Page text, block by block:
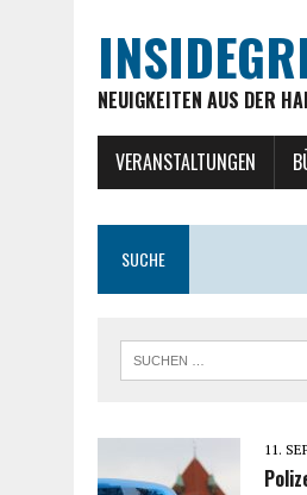
NEUIGKEITEN AUS DER
VERANSTALTUNGEN
SUCHE
11.